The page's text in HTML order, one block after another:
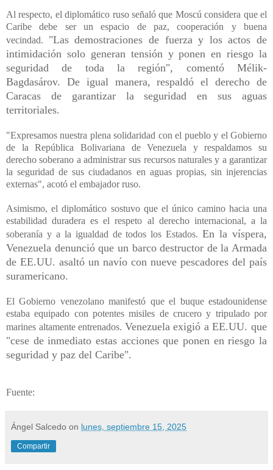
Al respecto, el diplomático ruso señaló que Moscú considera que el
Caribe debe ser un espacio de paz, cooperación y buena
vecindad. "Las demostraciones de fuerza y los actos de
intimidación solo generan tensión y ponen en riesgo la
seguridad de toda la región", comentó Mélik-
Bagdasárov. De igual manera, respaldó el derecho de
Caracas de garantizar la seguridad en sus aguas
territoriales.
"Expresamos nuestra plena solidaridad con el pueblo y el Gobierno
de la República Bolivariana de Venezuela y respaldamos su
derecho soberano a administrar sus recursos naturales y a garantizar
la seguridad de sus ciudadanos en aguas propias, sin injerencias
externas", acotó el embajador ruso.
Asimismo, el diplomático sostuvo que el único camino hacia una
estabilidad duradera es el respeto al derecho internacional, a la
soberanía y a la igualdad de todos los Estados.En la víspera,
Venezuela denunció que un barco destructor de la Armada
de EE.UU. asaltó un navío con nueve pescadores del país
suramericano.
El Gobierno venezolano manifestó que el buque estadounidense
estaba equipado con potentes misiles de crucero y tripulado por
marines altamente entrenados. Venezuela exigió a EE.UU. que
"cese de inmediato estas acciones que ponen en riesgo la
seguridad y paz del Caribe".
Fuente:
Ángel Salcedo on lunes, septiembre 15, 2025
Compartir